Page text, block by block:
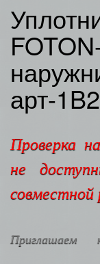
арт-
Проверка
не
Приглашаем